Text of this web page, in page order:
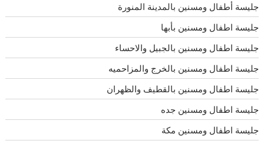
جليسة أطفال ومسنين بالمدينة المنورة
جليسة اطفال ومسنين بأبها
جليسة اطفال ومسنين بالجبيل والاحساء
جليسة اطفال ومسنين بالخرج والمزاحميه
جليسة اطفال ومسنين بالقطيف والظهران
جليسة اطفال ومسنين جده
جليسة اطفال ومسنين مكة